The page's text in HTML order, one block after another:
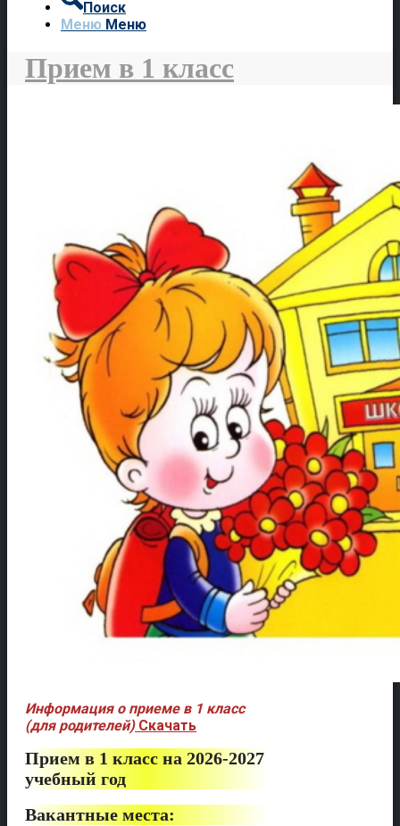
Поиск
Меню Меню
Прием в 1 класс
Информация о приеме в 1 класс
(для родителей)Скачать
Прием в 1 класс на 2026-2027
учебный год
Вакантные места: